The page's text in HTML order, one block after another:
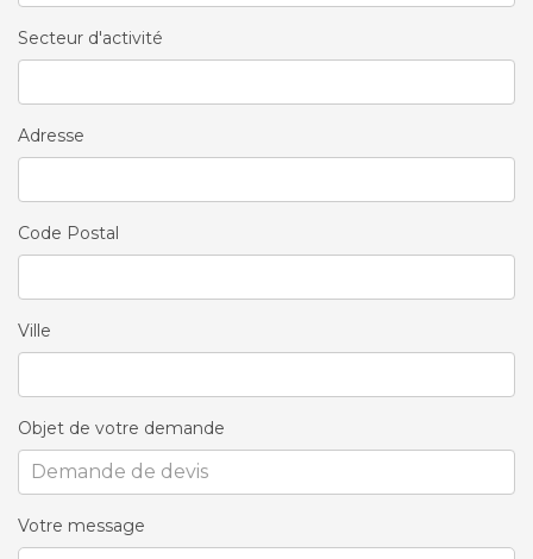
Secteur d'activité
Adresse
Code Postal
Ville
Objet de votre demande
Votre message